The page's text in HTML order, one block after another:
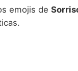
emojis de